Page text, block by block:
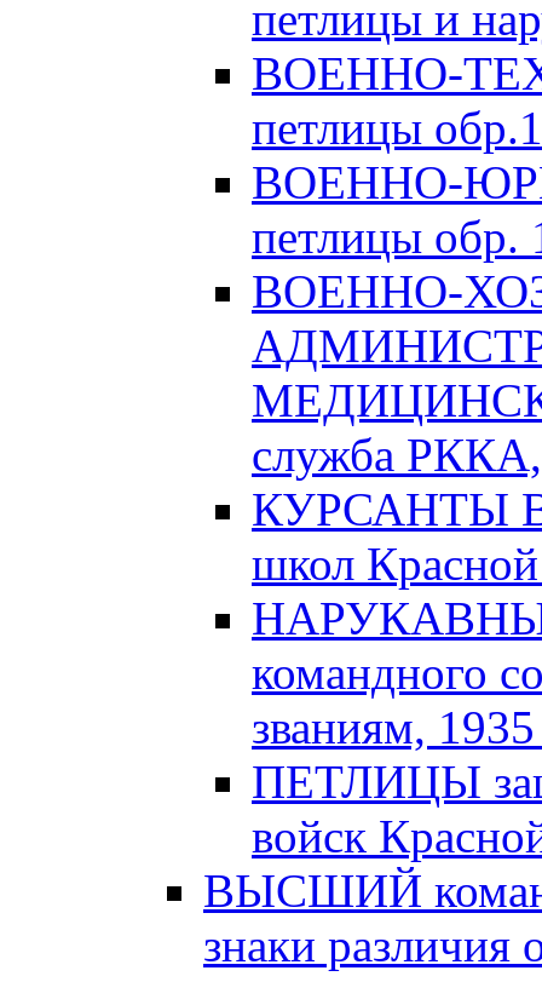
петлицы и
ВОЕННО-
петлицы
ВОЕННО-
петлицы обр.
ВОЕННО-
служба РККА,
КУРСАНТЫ
школ
командного
званиям,
ПЕТЛИЦЫ
войск
ВЫСШИЙ
знаки различия